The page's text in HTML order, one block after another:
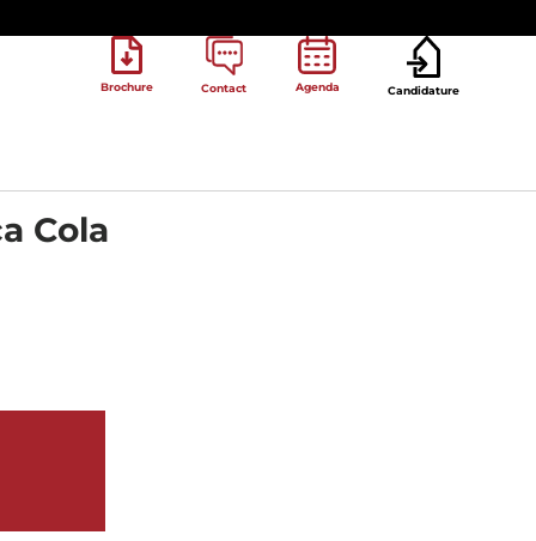
Brochure Contact Agenda Candidature
Cola